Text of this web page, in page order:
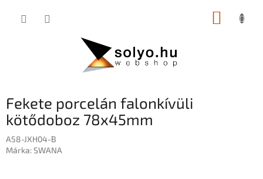
KOSÁR
Fekete porcelán falonkívüli
kötődoboz 78x45mm
A58-JXH04-B
Márka:SWANA